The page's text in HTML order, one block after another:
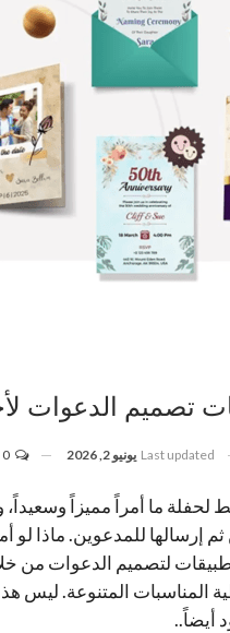
Last updated يونيو 2, 2026
ما أمراً مميزاً وسعيداً،
إرسالها للمدعوين. ماذا
المقال أفضل 8 تطبيقات لتصميم
المناسبات المتنوعة.
أيضاً..